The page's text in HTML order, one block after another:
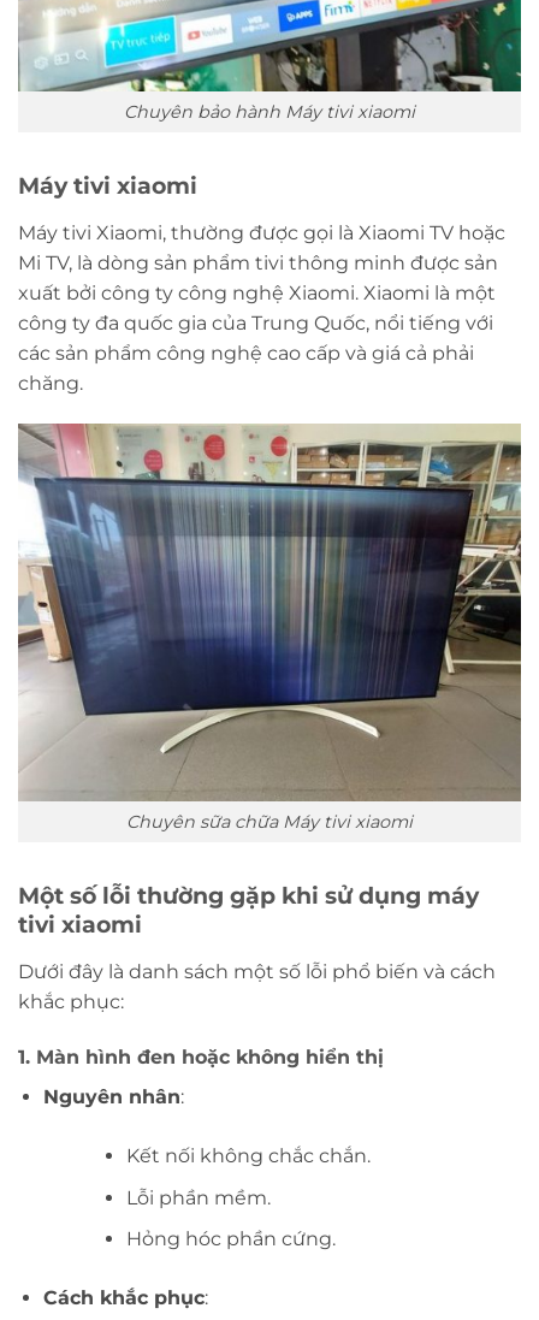
Chuyên bảo hành Máy tivi xiaomi
Máy tivi xiaomi
Máy tivi Xiaomi, thường được gọi là Xiaomi TV hoặc
Mi TV, là dòng sản phẩm tivi thông minh được sản
xuất bởi công ty công nghệ Xiaomi. Xiaomi là một
công ty đa quốc gia của Trung Quốc, nổi tiếng với
các sản phẩm công nghệ cao cấp và giá cả phải
chăng.
Chuyên sữa chữa Máy tivi xiaomi
Một số lỗi thường gặp khi sử dụng máy
tivi xiaomi
Dưới đây là danh sách một số lỗi phổ biến và cách
khắc phục:
1. Màn hình đen hoặc không hiển thị
Nguyên nhân:
Kết nối không chắc chắn.
Lỗi phần mềm.
Hỏng hóc phần cứng.
Cách khắc phục: